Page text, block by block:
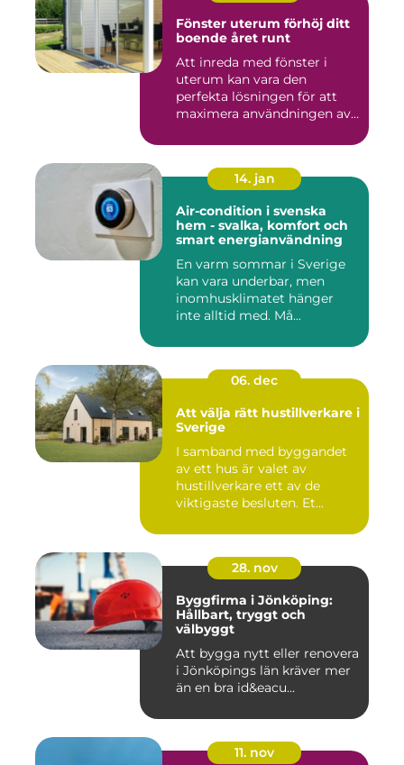
Fönster uterum förhöj ditt
boende året runt
Att inreda med fönster i
uterum kan vara den
perfekta lösningen för att
maximera användningen av
14. jan
Air-condition i svenska
hem - svalka, komfort och
smart energianvändning
En varm sommar i Sverige
kan vara underbar, men
inomhusklimatet hänger
inte alltid med. Må...
06. dec
Att välja rätt hustillverkare i
Sverige
I samband med byggandet
av ett hus är valet av
hustillverkare ett av de
viktigaste besluten. Et...
28. nov
Byggfirma i Jönköping:
Hållbart, tryggt och
välbyggt
Att bygga nytt eller renovera
i Jönköpings län kräver mer
än en bra id&eacu...
11. nov